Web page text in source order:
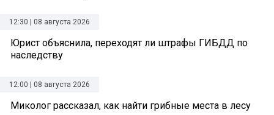
12:30 | 08 августа 2026
Юрист объяснила, переходят ли штрафы ГИБДД по
наследству
12:00 | 08 августа 2026
Миколог рассказал, как найти грибные места в лесу